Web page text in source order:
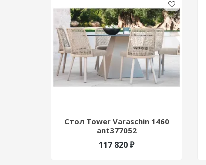
Стол Tower Varaschin 1460
ant377052
117 820 ₽